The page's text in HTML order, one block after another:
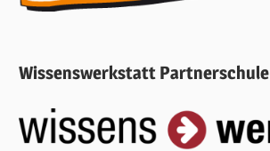
Wissenswerkstatt Partnerschule